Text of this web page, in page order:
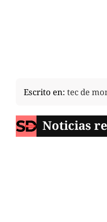
Escrito en: tec de
Noticias